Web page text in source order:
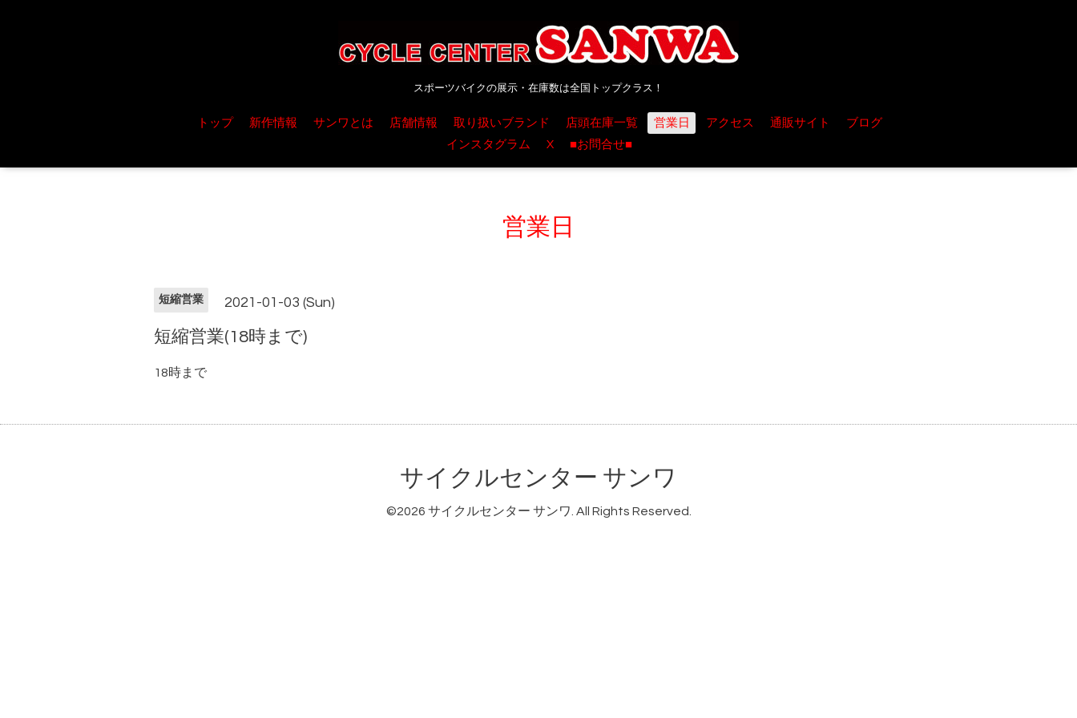
スポーツバイクの展示・在庫数は全国トップクラス！
トップ 新作情報 サンワとは 店舗情報 取り扱いブランド 店頭在庫一覧 営業日 アクセス 通販サイト
ブログ
インスタグラム
X ■お問合せ■
営業日
短縮営業 2021-01-03 (Sun)
短縮営業(18時まで)
18時まで
サイクルセンター サンワ
©2026 サイクルセンター サンワ. All Rights Reserved.